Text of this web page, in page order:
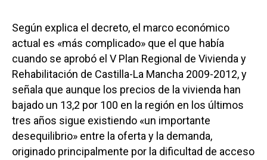
Según explica el decreto, el marco económico
actual es «más complicado» que el que había
cuando se aprobó el V Plan Regional de Vivienda y
Rehabilitación de Castilla-La Mancha 2009-2012, y
señala que aunque los precios de la vivienda han
bajado un 13,2 por 100 en la región en los últimos
tres años sigue existiendo «un importante
desequilibrio» entre la oferta y la demanda,
originado principalmente por la dificultad de acceso